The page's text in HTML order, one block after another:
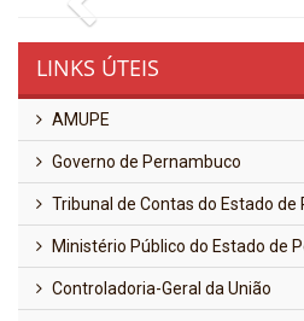
LINKS ÚTEIS
AMUPE
Governo de Pernambuco
Tribunal de Contas do Estado de
Ministério Público do Estado de
Controladoria-Geral da União